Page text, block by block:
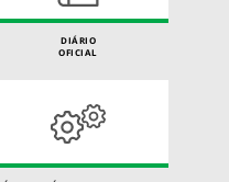
DIÁRIO
OFICIAL